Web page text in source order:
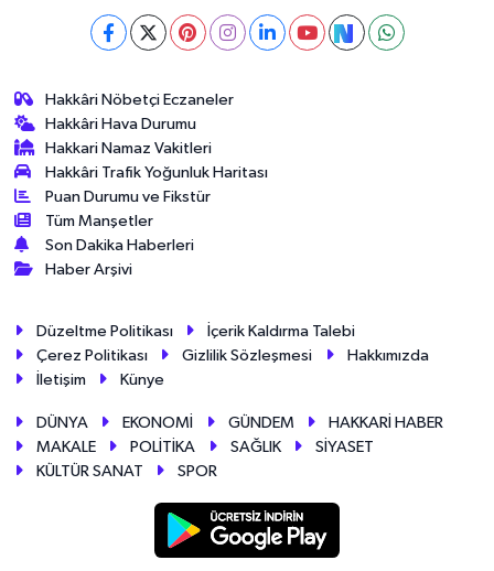
Hakkâri Nöbetçi Eczaneler
Hakkâri Hava Durumu
Hakkari Namaz Vakitleri
Hakkâri Trafik Yoğunluk Haritası
Puan Durumu ve Fikstür
Tüm Manşetler
Son Dakika Haberleri
Haber Arşivi
Düzeltme Politikası
İçerik Kaldırma Talebi
Çerez Politikası
Gizlilik Sözleşmesi
Hakkımızda
İletişim
Künye
DÜNYA EKONOMİ GÜNDEM
HAKKARİ HABER
MAKALE
POLİTİKA SAĞLIK
SİYASET
KÜLTÜR SANAT
SPOR